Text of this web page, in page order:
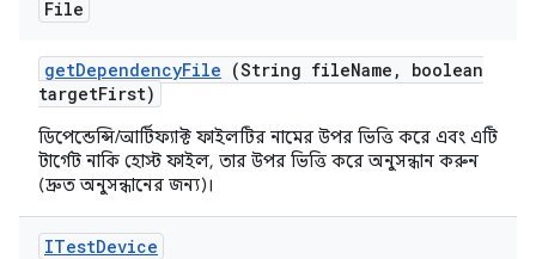
File
getDependencyFile (String fileName ,
boolean
targetFirst)
ডিপেন্ডেন্সি/আর্টিফ্যাক্ট ফাইলটির নামের উপর ভিত্তি করে এবং এটি
টার্গেট নাকি হোস্ট ফাইল, তার উপর ভিত্তি করে অনুসন্ধান করুন
(দ্রুত অনুসন্ধানের জন্য)।
ITestDevice